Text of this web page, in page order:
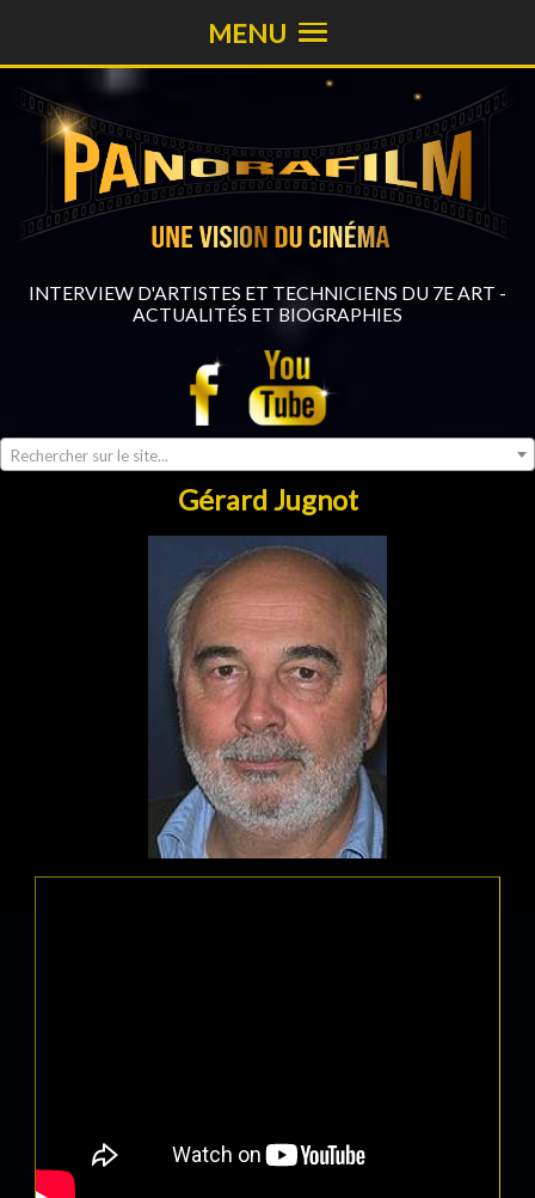
INTERVIEW D'ARTISTES ET TECHNICIENS DU 7E ART -
ACTUALITÉS ET BIOGRAPHIES
Rechercher sur le site...
MENU
Gérard Jugnot